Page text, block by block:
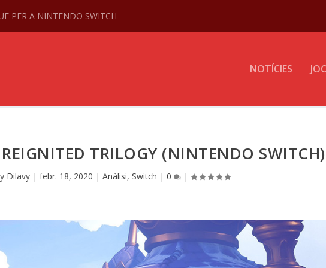
PER A NINTENDO SWITCH
NOTÍCIES
TRILOGY (NINTENDO SWITCH)
Dilavy| febr. 18, 2020 | Anàlisi, Switch | 0 |